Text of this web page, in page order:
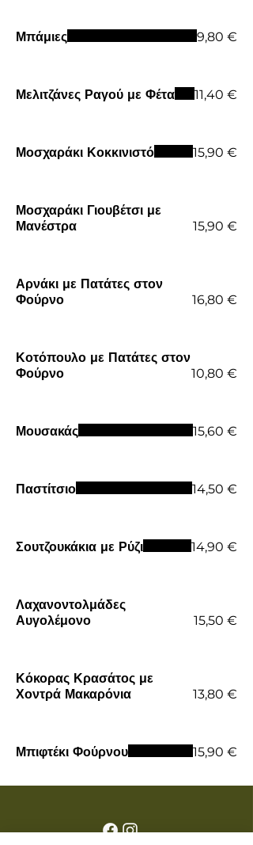
Μπάμιες 9,80 €
Μελιτζάνες Ραγού με Φέτα 11,40 €
Μοσχαράκι Κοκκινιστό 15,90 €
Μοσχαράκι Γιουβέτσι με
Μανέστρα
15,90 €
Αρνάκι με Πατάτες στον
Φούρνο
16,80 €
Κοτόπουλο με Πατάτες στον
Φούρνο
10,80 €
Μουσακάς 15,60 €
Παστίτσιο 14,50 €
Σουτζουκάκια με Ρύζι 14,90 €
Λαχανοντολμάδες
Αυγολέμονο
15,50 €
Κόκορας Κρασάτος με
Χοντρά Μακαρόνια
13,80 €
Μπιφτέκι Φούρνου 15,90 €